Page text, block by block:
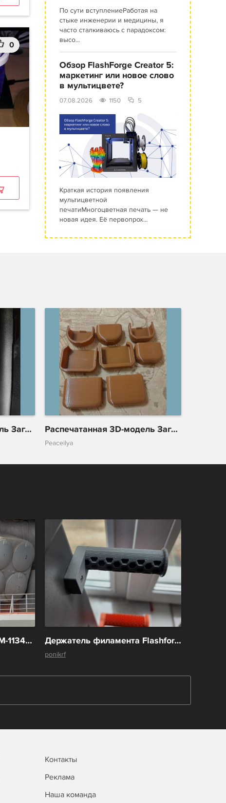
0
По сути вступлениеРаботая на
стыке инженерии и медицины, я
часто сталкиваюсь с парадоксом:
высо...
Обзор FlashForge Creator 5:
маркетинг или новое слово
в мультицвете?
07.08.2026 1150 5
Краткая история появления
мультицветной
печатиМногоцветная печать — не
новая идея. Её первопрох...
Распечатанная 3D-модель Заглушки креплений сидений Москвич 3 Распечатанная 3D-модель Заглушки креплений сидений Москвич 3
Peaceilya
Пусковая установка КТ-М-1134А (КТ-100) (KT-M-1134A (KT-100) Launcher) БПК 1134Б Керчь. 1:72 ВМФ СССР Держатель филамента Flashforge Creator 5 / 5 pro
ponikrf
Контакты
Реклама
Наша команда